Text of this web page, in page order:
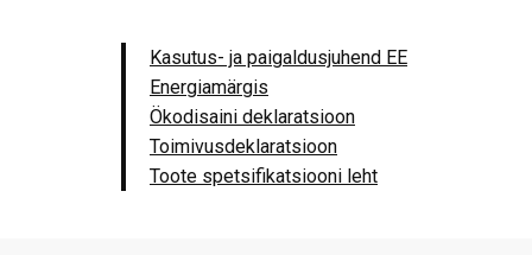
Kasutus- ja paigaldusjuhend EE
Energiamärgis
Ökodisaini deklaratsioon
Toimivusdeklaratsioon
Toote spetsifikatsiooni leht